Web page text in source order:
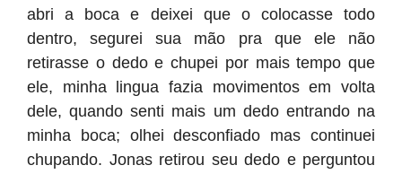
abri a boca e deixei que o colocasse todo
dentro, segurei sua mão pra que ele não
retirasse o dedo e chupei por mais tempo que
ele, minha lingua fazia movimentos em volta
dele, quando senti mais um dedo entrando na
minha boca; olhei desconfiado mas continuei
chupando. Jonas retirou seu dedo e perguntou